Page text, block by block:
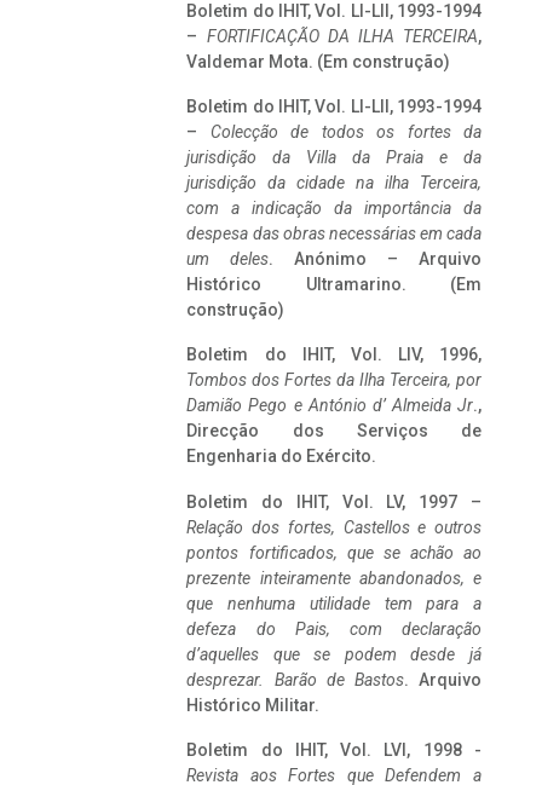
Boletim do IHIT, Vol. LI-LII, 1993-1994
– FORTIFICAÇÃO DA ILHA TERCEIRA,
Valdemar Mota. (Em construção)
Boletim do IHIT, Vol. LI-LII, 1993-1994
– Colecção de todos os fortes da
jurisdição da Villa da Praia e da
jurisdição da cidade na ilha Terceira,
com a indicação da importância da
despesa das obras necessárias em cada
um deles. Anónimo – Arquivo
Histórico Ultramarino. (Em
construção)
Boletim do IHIT, Vol. LIV, 1996,
Tombos dos Fortes da Ilha Terceira, por
Damião Pego e António d’ Almeida Jr.,
Direcção dos Serviços de
Engenharia do Exército.
Boletim do IHIT, Vol. LV, 1997 –
Relação dos fortes, Castellos e outros
pontos fortificados, que se achão ao
prezente inteiramente abandonados, e
que nenhuma utilidade tem para a
defeza do Pais, com declaração
d’aquelles que se podem desde já
desprezar. Barão de Bastos. Arquivo
Histórico Militar.
Boletim do IHIT, Vol. LVI, 1998 -
Revista aos Fortes que Defendem a